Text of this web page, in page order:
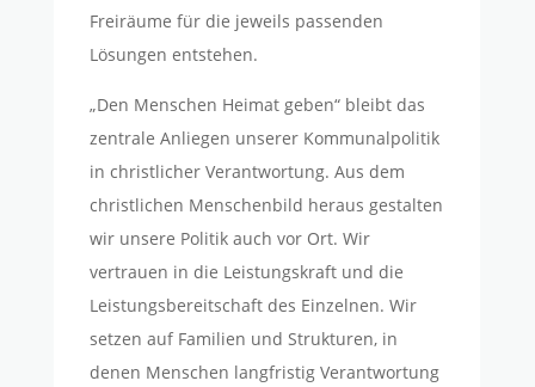
Freiräume für die jeweils passenden
Lösungen entstehen.
„Den Menschen Heimat geben“ bleibt das
zentrale Anliegen unserer Kommunalpolitik
in christlicher Verantwortung. Aus dem
christlichen Menschenbild heraus gestalten
wir unsere Politik auch vor Ort. Wir
vertrauen in die Leistungskraft und die
Leistungsbereitschaft des Einzelnen. Wir
setzen auf Familien und Strukturen, in
denen Menschen langfristig Verantwortung